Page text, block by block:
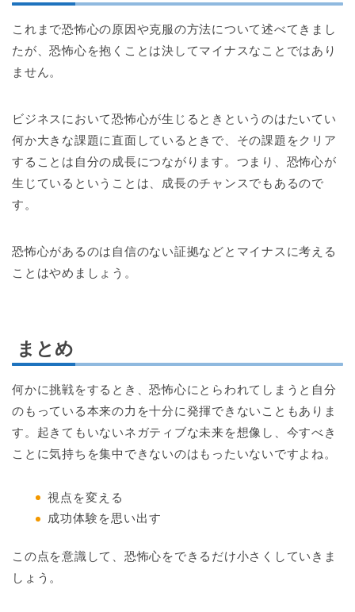
これまで恐怖心の原因や克服の方法について述べてきまし
たが、恐怖心を抱くことは決してマイナスなことではあり
ません。
ビジネスにおいて恐怖心が生じるときというのはたいてい
何か大きな課題に直面しているときで、その課題をクリア
することは自分の成長につながります。つまり、恐怖心が
生じているということは、成長のチャンスでもあるので
す。
恐怖心があるのは自信のない証拠などとマイナスに考える
ことはやめましょう。
まとめ
何かに挑戦をするとき、恐怖心にとらわれてしまうと自分
のもっている本来の力を十分に発揮できないこともありま
す。起きてもいないネガティブな未来を想像し、今すべき
ことに気持ちを集中できないのはもったいないですよね。
視点を変える
成功体験を思い出す
この点を意識して、恐怖心をできるだけ小さくしていきま
しょう。